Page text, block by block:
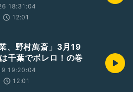
18:31:04
12:01
、野村萬斎」3月19
千葉でボレロ！の巻
19:20:04
12:01